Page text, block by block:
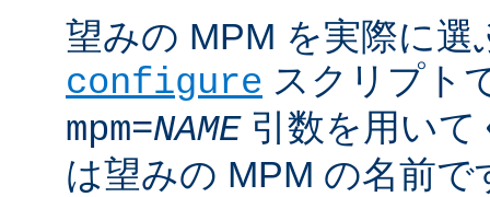
望みの MPM を実際に選
configure スクリプト
mpm=NAME引数を用い
は望みの MPM の名前で